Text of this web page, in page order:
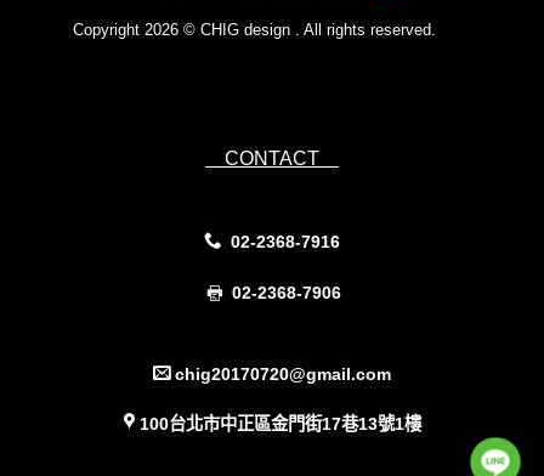
Copyright 2026 © CHIG design . All rights reserved.
CONTACT
02-2368-7916
02-2368-7906
chig20170720@gmail.com
100台北市中正區金門街17巷13號1樓